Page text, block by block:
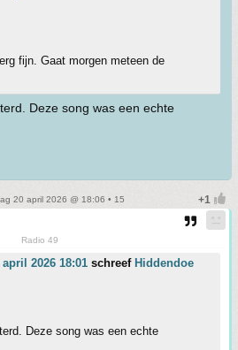
fijn. Gaat morgen meteen de
Deze song was een echte
20 april 2026 @ 18:06 • 15
Radio 49
2026 18:01 schreef Hiddendoe
Deze song was een echte